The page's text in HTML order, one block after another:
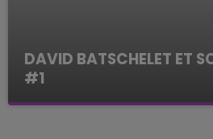
DAVID BATSCHELET ET
#1
Le Mag des Sports